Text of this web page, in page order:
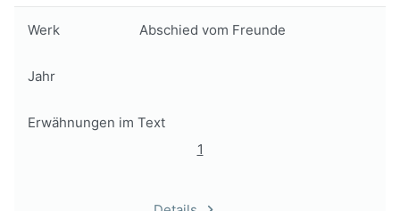
Werk Abschied vom Freunde
Jahr
Erwähnungen im Text
1